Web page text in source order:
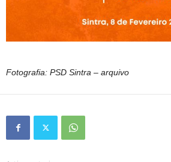
Fotografia: PSD Sintra – arquivo